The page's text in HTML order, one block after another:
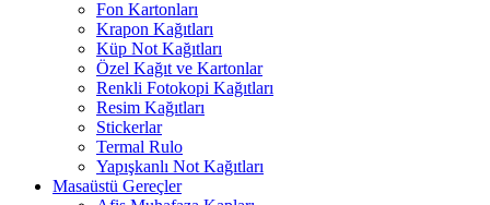
Fon Kartonları
Krapon Kağıtları
Küp Not Kağıtları
Özel Kağıt ve Kartonlar
Renkli Fotokopi Kağıtları
Resim Kağıtları
Stickerlar
Termal Rulo
Yapışkanlı Not Kağıtları
Masaüstü Gereçler